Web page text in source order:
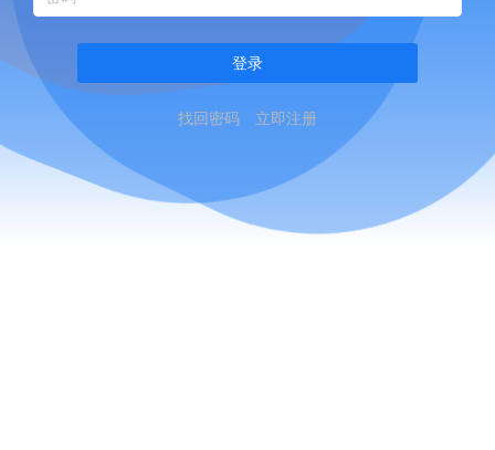
登录
找回密码 立即注册